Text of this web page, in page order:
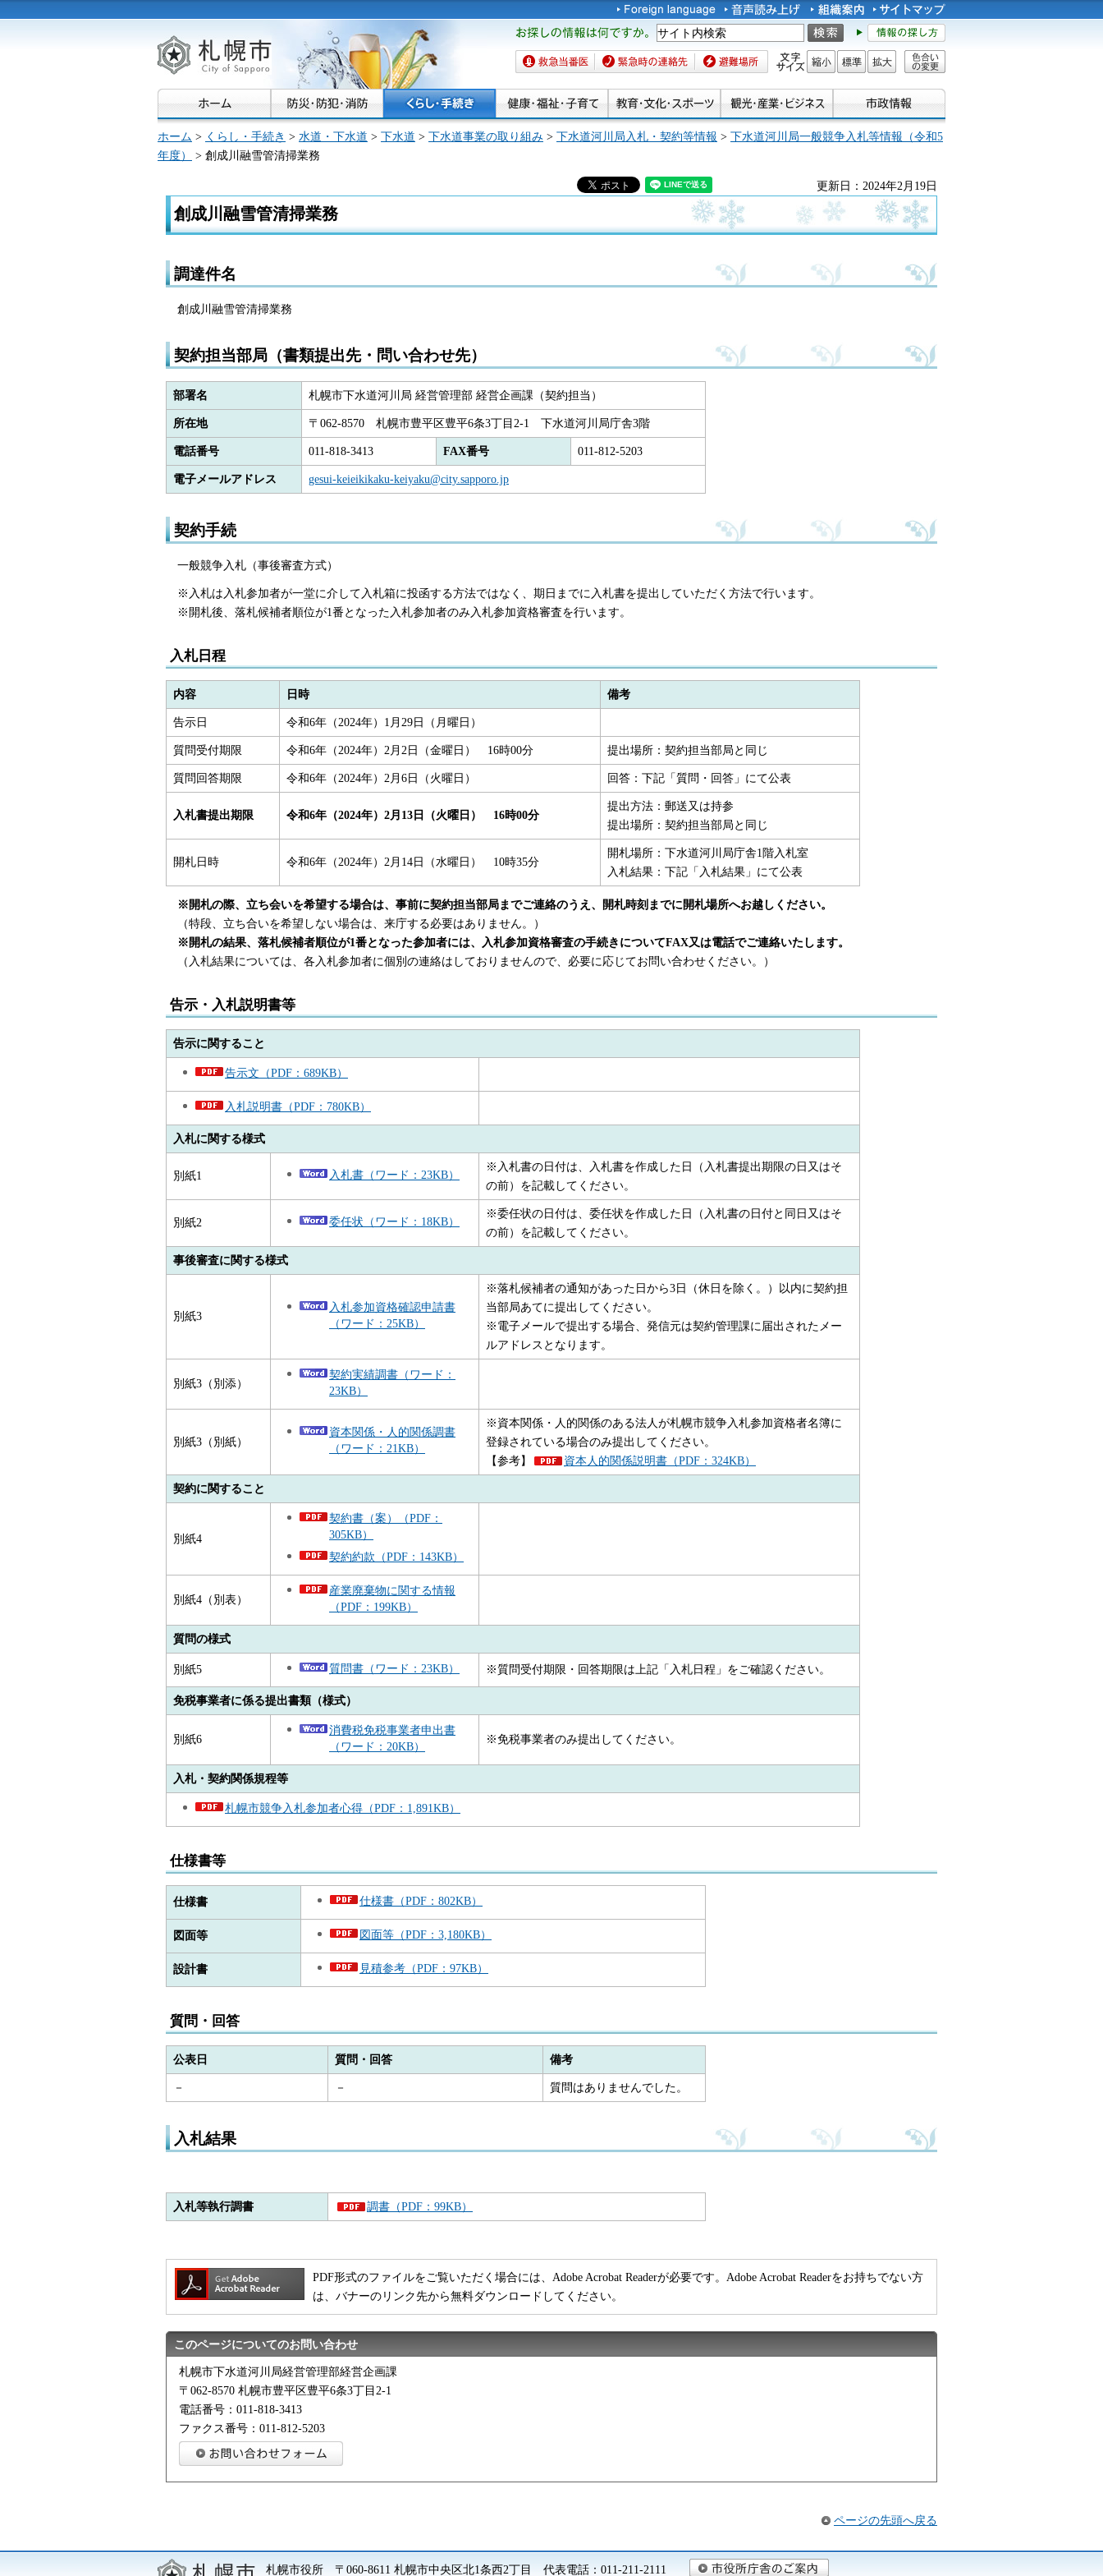
札幌市
お探しの情報は何です
か。
救急当番医 緊急時の連絡先 避難場所 文字サイズ
縮小 標準 拡大
色合い
ホーム > くらし・手続き > 水道・下水道 > 下水道 > 下水道事業の取り組み > 下水道河川局入札・契約等情報 > 下水道河川局一般競争入札等情報（令和5
年度）
> 創成川融雪管清掃業務
更新日：2024年2月19日
創成川融雪管清掃業務
調達件名
創成川融雪管清掃業務
契約担当部局（書類提出先・問い合わせ先）
部署名 札幌市下水道河川局 経営管理部 経営企画課（契約担当）
所在地 〒062-8570 札幌市豊平区豊平6条3丁目2-1 下水道河川局庁舎3階
電話番号 011-818-3413 FAX番号 011-812-5203
電子メールアドレス gesui-keieikikaku-keiyaku@city.sapporo.jp
契約手続
一般競争入札（事後審査方式）
※入札は入札参加者が一堂に介して入札箱に投函する方法ではなく、期日までに入札書を提出していただく方法で行います。
※開札後、落札候補者順位が1番となった入札参加者のみ入札参加資格審査を行います。
入札日程
内容 日時 備考
告示日 令和6年（2024年）1月29日（月曜日）
質問受付期限 令和6年（2024年）2月2日（金曜日） 16時00分 提出場所：契約担当部局と同じ
質問回答期限 令和6年（2024年）2月6日（火曜日） 回答：下記「質問・回答」にて公表
入札書提出期限 令和6年（2024年）2月13日（火曜日） 16時00分
提出方法：郵送又は持参
提出場所：契約担当部局と同じ
開札日時 令和6年（2024年）2月14日（水曜日） 10時35分
開札場所：下水道河川局庁舎1階入札室
入札結果：下記「入札結果」にて公表
※開札の際、立ち会いを希望する場合は、事前に契約担当部局までご連絡のうえ、開札時刻までに開札場所へお越しください。
（特段、立ち合いを希望しない場合は、来庁する必要はありません。）
※開札の結果、落札候補者順位が1番となった参加者には、入札参加資格審査の手続きについてFAX又は電話でご連絡いたします。
（入札結果については、各入札参加者に個別の連絡はしておりませんので、必要に応じてお問い合わせください。）
告示・入札説明書等
告示に関すること
告示文（PDF：689KB）
入札説明書（PDF：780KB）
入札に関する様式
別紙1 入札書（ワード：23KB）
※入札書の日付は、入札書を作成した日（入札書提出期限の日又はそ
の前）を記載してください。
別紙2 委任状（ワード：18KB）
※委任状の日付は、委任状を作成した日（入札書の日付と同日又はそ
の前）を記載してください。
事後審査に関する様式
別紙3
入札参加資格確認申請書
（ワード：25KB）
※落札候補者の通知があった日から3日（休日を除く。）以内に契約担
当部局あてに提出してください。
※電子メールで提出する場合、発信元は契約管理課に届出されたメー
ルアドレスとなります。
別紙3（別添）
契約実績調書（ワード：
23KB）
別紙3（別紙）
資本関係・人的関係調書
（ワード：21KB）
※資本関係・人的関係のある法人が札幌市競争入札参加資格者名簿に
登録されている場合のみ提出してください。
【参考】
資本人的関係説明書（PDF：324KB）
契約に関すること
別紙4
契約書（案）（PDF：
305KB）
契約約款（PDF：143KB）
別紙4（別表）
産業廃棄物に関する情報
（PDF：199KB）
質問の様式
別紙5 質問書（ワード：23KB） ※質問受付期限・回答期限は上記「入札日程」をご確認ください。
免税事業者に係る提出書類（様式）
別紙6
消費税免税事業者申出書
（ワード：20KB）
※免税事業者のみ提出してください。
入札・契約関係規程等
札幌市競争入札参加者心得（PDF：1,891KB）
仕様書等
仕様書 仕様書（PDF：802KB）
図面等 図面等（PDF：3,180KB）
設計書 見積参考（PDF：97KB）
質問・回答
公表日 質問・回答 備考
－ － 質問はありませんでした。
入札結果
入札等執行調書 調書（PDF：99KB）
PDF形式のファイルをご覧いただく場合には、Adobe Acrobat Readerが必要です。Adobe Acrobat Readerをお持ちでない方
は、バナーのリンク先から無料ダウンロードしてください。
このページについてのお問い合わせ
札幌市下水道河川局経営管理部経営企画課
〒062-8570 札幌市豊平区豊平6条3丁目2-1
電話番号：011-818-3413
ファクス番号：011-812-5203
ページの先頭へ戻る
札幌市役所 〒060-8611 札幌市中央区北1条西2丁目 代表電話：011-211-2111